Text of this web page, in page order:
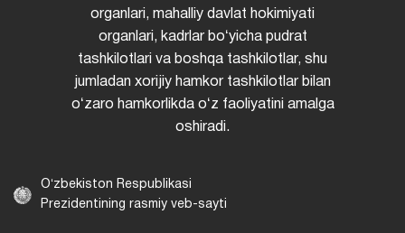
organlari, mahalliy davlat hokimiyati
organlari, kadrlar boʻyicha pudrat
tashkilotlari va boshqa tashkilotlar, shu
jumladan xorijiy hamkor tashkilotlar bilan
oʻzaro hamkorlikda oʻz faoliyatini amalga
oshiradi.
Oʻzbekiston Respublikasi
Prezidentining rasmiy veb-sayti